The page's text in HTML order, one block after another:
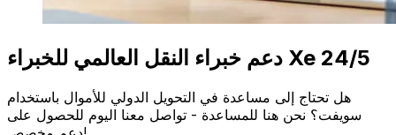
دعم خبراء النقل العالمي للخبراء Xe 24/5
هل تحتاج إلى مساعدة في التحويل الدولي للأموال باستخدام
سويفت؟ نحن هنا للمساعدة - تواصل معنا اليوم للحصول على